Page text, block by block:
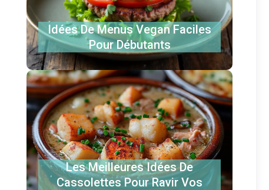
Idées De Menus Vegan Faciles
Pour Débutants
Les Meilleures Idées De
Cassolettes Pour Ravir Vos